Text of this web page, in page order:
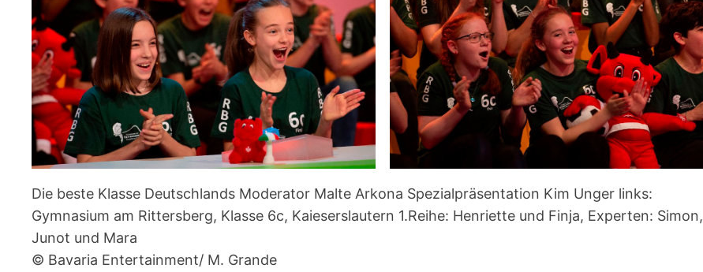
Die beste Klasse Deutschlands Moderator Malte Arkona Spezialpräsentation Kim Unger links:
Gymnasium am Rittersberg, Klasse 6c, Kaieserslautern 1.Reihe: Henriette und Finja, Experten: Simon,
Junot und Mara
© Bavaria Entertainment/ M. Grande